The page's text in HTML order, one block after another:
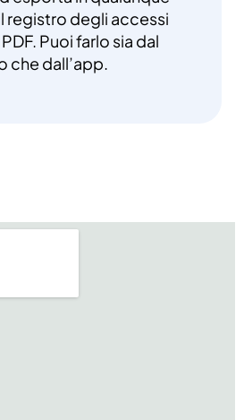
registro degli accessi
Puoi farlo sia dal
che dall’app.